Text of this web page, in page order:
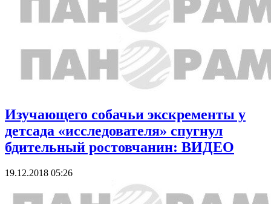
Изучающего собачьи экскременты у
детсада «исследователя» спугнул
бдительный ростовчанин: ВИДЕО
19.12.2018 05:26